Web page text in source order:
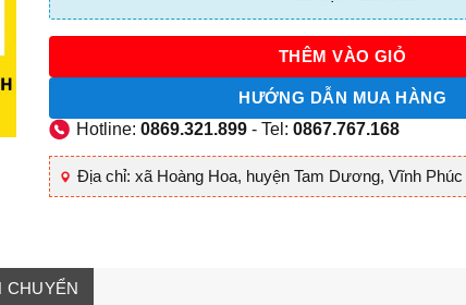
là:
25.200.000₫.
tại
là:
25.000.000₫.
THÊM VÀO GIỎ
HƯỚNG DẪN MUA HÀNG
Hotline:0869.321.899 - Tel:0867.767.168
Địa chỉ: xã Hoàng Hoa, huyện Tam Dương, Vĩnh Phúc
CHUYỂN